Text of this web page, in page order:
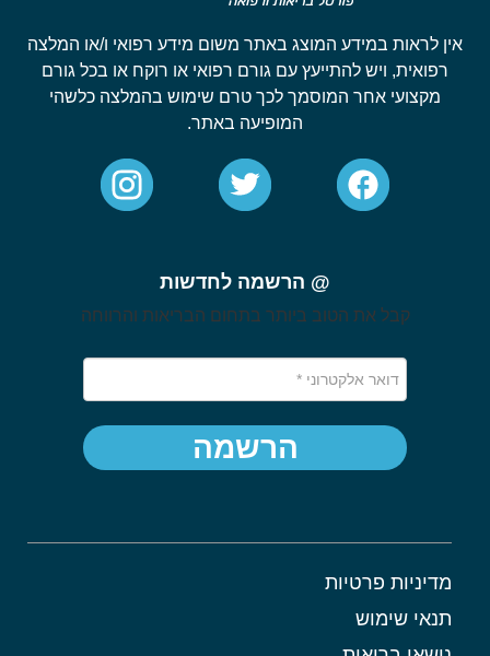
אין לראות במידע המוצג באתר משום מידע רפואי ו/או המלצה
רפואית, ויש להתייעץ עם גורם רפואי או רוקח או בכל גורם
מקצועי אחר המוסמך לכך טרם שימוש בהמלצה כלשהי
מדיניות פרטיות
תנאי שימוש
@ הרשמה לחדשות
קבל את הטוב ביותר בתחום הבריאות והרווחה
הרשמה